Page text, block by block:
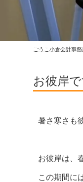
ごうこ小倉会計事
お彼岸
暑さ寒さも
お彼岸は、
この期間に